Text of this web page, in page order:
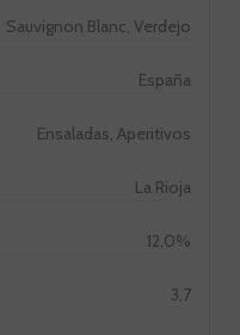
Sauvignon Blanc, Verdejo
España
Ensaladas, Aperitivos
La Rioja
12,0%
3,7